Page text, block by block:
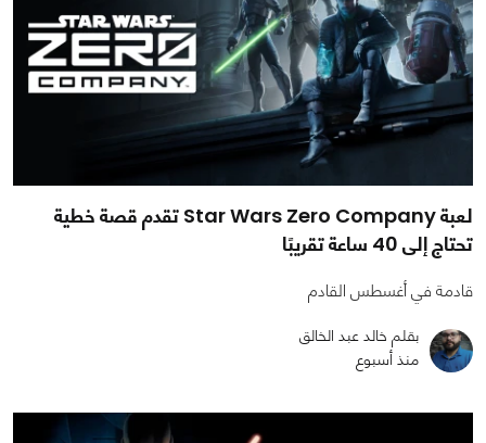
لعبة Star Wars Zero Company تقدم قصة خطية
تحتاج إلى 40 ساعة تقريبًا
قادمة في أغسطس القادم
بقلم خالد عبد الخالق
منذ أسبوع